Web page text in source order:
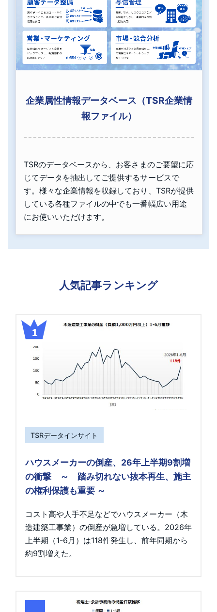
企業属性情報データベース（TSR企業情
報ファイル）
TSRのデータベースから、お客さまのご要望に応
じてデータを抽出してご提供するサービスで
す。様々な企業情報を収録しており、TSRが提供
している各種ファイルの中でも一番幅広い用途
にお使いいただけます。
人気記事ランキング
TSRデータインサイト
ハウスメーカーの倒産、26年上半期9割増
の衝撃 ～ 踏み切れない抜本再生、施主
の権利保護も重要 ～
コスト高や人手不足などでハウスメーカー（木
造建築工事業）の倒産が急増している。2026年
上半期（1-6月）は118件発生し、前年同期から
約9割増えた。